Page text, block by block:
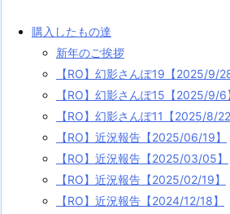
購入したもの達
新年のご挨拶
【RO】幻影さんぽ19【2025/9/28
【RO】幻影さんぽ15【2025/9/6
【RO】幻影さんぽ11【2025/8/22
【RO】近況報告【2025/06/19】
【RO】近況報告【2025/03/05】
【RO】近況報告【2025/02/19】
【RO】近況報告【2024/12/18】